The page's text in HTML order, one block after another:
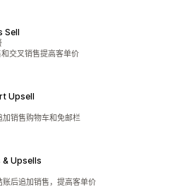
Sell
交叉销售提高客单价
Upsell
销售购物车和免邮栏
& Upsells
后追加销售，提高客单价